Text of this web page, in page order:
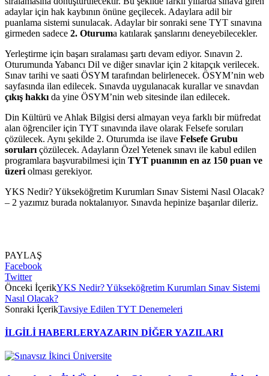
adaylar için hak kaybının önüne geçilecek. Adaylara adil bir
puanlama sistemi sunulacak. Adaylar bir sonraki sene TYT sınavına
girmeden sadece 2. Oturuma katılarak şanslarını deneyebilecekler.
Yerleştirme için başarı sıralaması şartı devam ediyor. Sınavın 2.
Oturumunda Yabancı Dil ve diğer sınavlar için 2 kitapçık verilecek.
Sınav tarihi ve saati ÖSYM tarafından belirlenecek. ÖSYM’nin web
sayfasında ilan edilecek. Sınavda uygulanacak kurallar ve sınavdan
çıkış hakkı da yine ÖSYM’nin web sitesinde ilan edilecek.
Din Kültürü ve Ahlak Bilgisi dersi almayan veya farklı bir müfredat
alan öğrenciler için TYT sınavında ilave olarak Felsefe soruları
çözülecek. Aynı şekilde 2. Oturumda ise ilave Felsefe Grubu
soruları çözülecek. Adayların Özel Yetenek sınavı ile kabul edilen
programlara başvurabilmesi için TYT puanının en az 150 puan ve
üzeri olması gerekiyor.
YKS Nedir? Yükseköğretim Kurumları Sınav Sistemi Nasıl Olacak?
– 2 yazımız burada noktalanıyor. Sınavda hepinize başarılar dileriz.
PAYLAŞ
Facebook
Twitter
Önceki İçerikYKS Nedir? Yükseköğretim Kurumları Sınav Sistemi
Nasıl Olacak?
Sonraki İçerikTavsiye Edilen TYT Denemeleri
İLGİLİ HABERLERYAZARIN DİĞER YAZILARI